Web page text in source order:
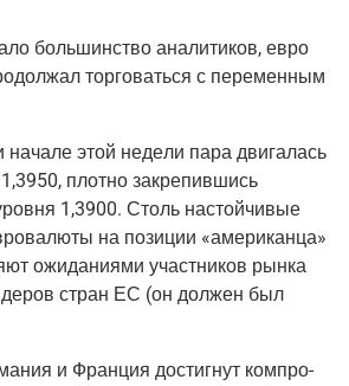
боль­шин­ство ана­ли­ти­ков, евро
тор­го­вать­ся с пере­мен­ным
этой неде­ли пара дви­га­лась
плот­но закре­пив­шись
1,3900. Столь настой­чи­вые
на пози­ции «аме­ри­кан­ца»
ожи­да­ни­я­ми участ­ни­ков рын­ка
стран ЕС (он дол­жен был
и Фран­ция достиг­нут ком­про­